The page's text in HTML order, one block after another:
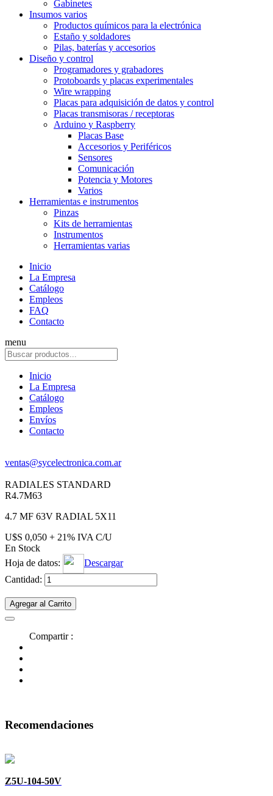
Gabinetes
Insumos varios
Productos químicos para la electrónica
Estaño y soldadores
Pilas, baterías y accesorios
Diseño y control
Programadores y grabadores
Protoboards y placas experimentales
Wire wrapping
Placas para adquisición de datos y control
Placas transmisoras / receptoras
Arduino y Raspberry
Placas Base
Accesorios y Periféricos
Sensores
Comunicación
Potencia y Motores
Varios
Herramientas e instrumentos
Pinzas
Kits de herramientas
Instrumentos
Herramientas varias
Inicio
La Empresa
Catálogo
Empleos
FAQ
Contacto
menu
Inicio
La Empresa
Catálogo
Empleos
Envíos
Contacto
ventas@sycelectronica.com.ar
RADIALES STANDARD
R4.7M63
4.7 MF 63V RADIAL 5X11
U$S 0,050 + 21% IVA C/U
En Stock
Hoja de datos:
Descargar
Cantidad:
Agregar al Carrito
Compartir :
Recomendaciones
Z5U-104-50V